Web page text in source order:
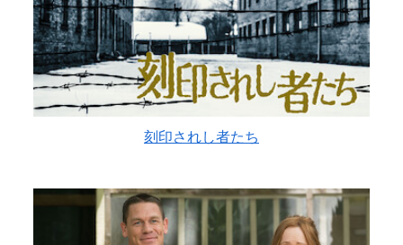
刻印されし者たち